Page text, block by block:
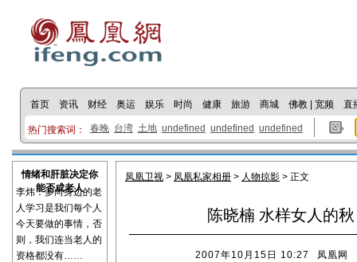
首页 资讯 财经 奥运 娱乐 时尚 健康 旅游 商城 佛教 宽频 直
热门搜索词： 春晚 台湾 土地 undefined undefined undefined
情绪和肝脏决定你
能否成老人
李炜：多向身边的老
人学习是我们每个人
今天要做的事情，否
则，我们连当老人的
资格都没有……
凤凰卫视 > 凤凰私家相册 > 人物掠影 > 正文
陈晓楠 水样女人的
2007年10月15日 10:27 凤凰网